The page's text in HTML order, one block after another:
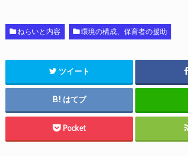
ねらいと内容 環境の構成、保育者の援助
ツイート
はてブ
Pocket